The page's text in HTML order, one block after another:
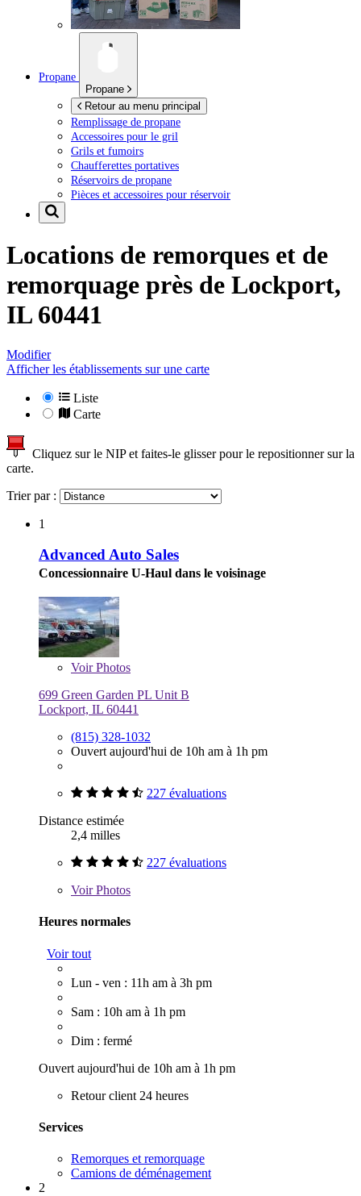
Propane
Propane
Retour au menu principal
Remplissage de propane
Accessoires pour le gril
Grils et fumoirs
Chaufferettes portatives
Réservoirs de propane
Pièces et accessoires pour réservoir
Locations de remorques et de
remorquage près de Lockport,
IL 60441
Modifier
Afficher les établissements sur une carte
Liste
Carte
Cliquez sur le NIP et faites-le glisser pour le repositionner sur la
carte.
Trier par :
1
Advanced Auto Sales
Concessionnaire U-Haul dans le voisinage
VoirPhotos
699 Green Garden PL Unit B
Lockport, IL 60441
(815) 328-1032
Ouvert aujourd'hui de 10h am à 1h pm
227 évaluations
Distance estimée
2,4 milles
227 évaluations
VoirPhotos
Heures normales
Voir tout
Lun - ven : 11h am à 3h pm
Sam : 10h am à 1h pm
Dim : fermé
Ouvert aujourd'hui de 10h am à 1h pm
Retour client 24 heures
Services
Remorques et remorquage
Camions de déménagement
2